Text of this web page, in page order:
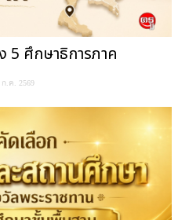
5 ศึกษาธิการภาค
ก.ค. 2569